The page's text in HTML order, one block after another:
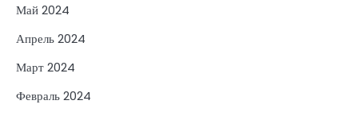
Май 2024
Апрель 2024
Март 2024
Февраль 2024